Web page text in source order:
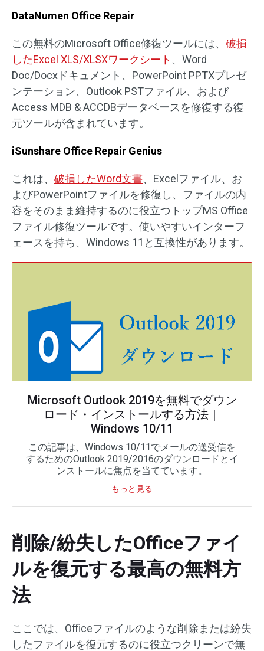
DataNumen Office Repair
この無料のMicrosoft Office修復ツールには、 破損
したExcel XLS/XLSXワークシート 、Word
Doc/Docxドキュメント、PowerPoint PPTXプレゼ
ンテーション、Outlook PSTファイル、および
Access MDB & ACCDBデータベースを修復する復
元ツールが含まれています。
iSunshare Office Repair Genius
これは、 破損したWord文書、Excelファイル、お
よびPowerPointファイルを修復し、ファイルの内
容をそのまま維持するのに役立つトップMS Office
ファイル修復ツールです。使いやすいインターフ
ェースを持ち、Windows 11と互換性があります。
Microsoft Outlook 2019を無料でダウン
ロード・インストールする方法｜
Windows 10/11
この記事は、Windows 10/11でメールの送受信を
するためのOutlook 2019/2016のダウンロードとイ
ンストールに焦点を当てています。
もっと見る
削除/紛失したOfficeファイ
ルを復元する最高の無料方
法
ここでは、Officeファイルのような削除または紛失
したファイルを復元するのに役立つクリーンで無